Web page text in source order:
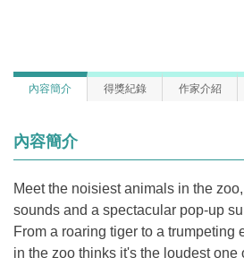
內容簡介 得獎紀錄 作家介紹
內容簡介
Meet the noisiest animals in the
sounds and a spectacular pop-up
From a roaring tiger to a trumpeting
in the zoo thinks it's the loudest one